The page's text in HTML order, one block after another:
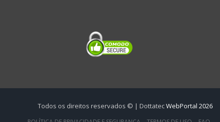
Todos os direitos reservados © | DottatecWebPortal 2026